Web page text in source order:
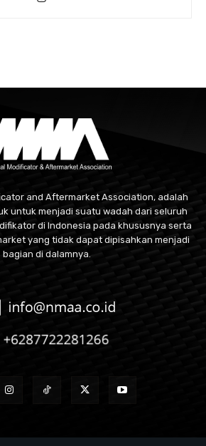
and Aftermarket Association, adalah
untuk menjadi suatu wadah dari seluruh
di Indonesia pada khususnya serta
yang tidak dapat dipisahkan menjadi
bagian di dalamnya.